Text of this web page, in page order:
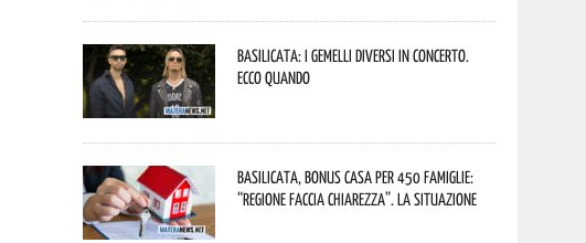
Basilicata: i Gemelli DiVersi in concerto.
Ecco quando
Basilicata, Bonus casa per 450 famiglie:
“Regione faccia chiarezza”. La situazione